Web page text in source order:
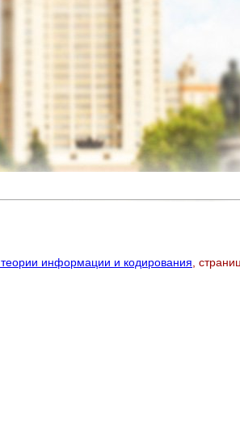
информации и кодирования ,